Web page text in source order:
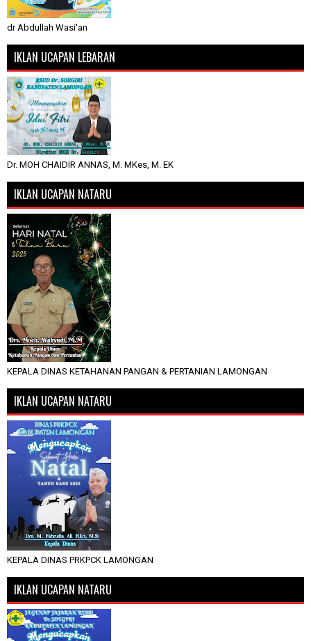
dr Abdullah Wasi'an
IKLAN UCAPAN LEBARAN
Dr. MOH CHAIDIR ANNAS, M. MKes, M. EK
IKLAN UCAPAN NATARU
KEPALA DINAS KETAHANAN PANGAN & PERTANIAN LAMONGAN
IKLAN UCAPAN NATARU
KEPALA DINAS PRKPCK LAMONGAN
IKLAN UCAPAN NATARU